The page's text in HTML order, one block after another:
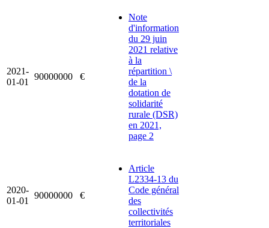
2021-
01-01
90000000 €
Note
d'information
du 29 juin
2021 relative
à la
répartition \
de la
dotation de
solidarité
rurale (DSR)
en 2021,
page 2
2020-
01-01
90000000 €
Article
L2334-13 du
Code général
des
collectivités
territoriales